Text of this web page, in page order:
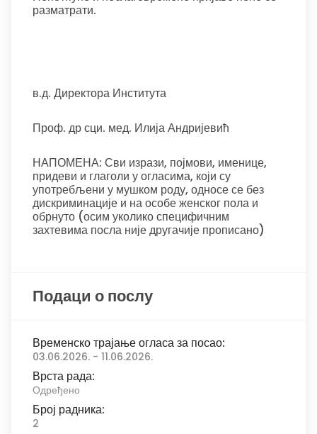
разматрати.
в.д. Директора Института
Проф. др сци. мед. Илија Андријевић
НАПОМЕНА: Сви изрази, појмови, именице,
придеви и глаголи у огласима, који су
употребљени у мушком роду, односе се без
дискриминације и на особе женског пола и
обрнуто (осим уколико специфичним
захтевима посла није другачије прописано)
Подаци о послу
Временско трајање огласа за посао:
03.06.2026. - 11.06.2026.
Врста рада:
Одређено
Број радника:
2